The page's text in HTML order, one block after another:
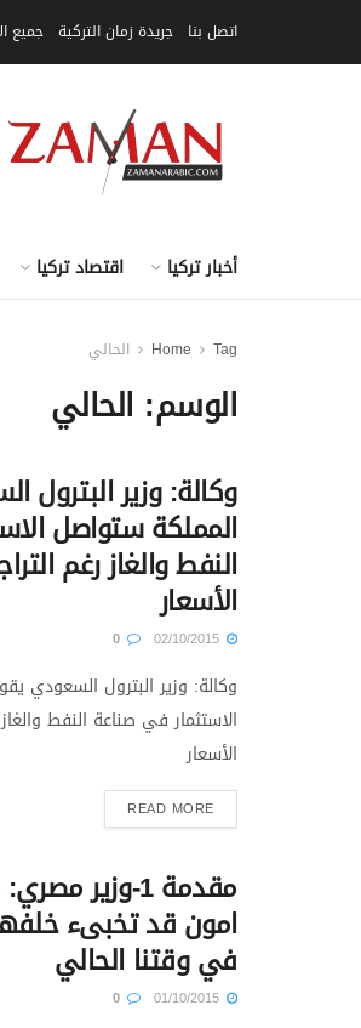
اتصل بنا جريدة زمان التركية جميع
أخبار تركيا اقتصاد تركيا
Home Tag الحالي
الوسم: الحالي
وكالة: وزير البترول
المملكة ستواصل
النفط والغاز رغم
الأسعار
وكالة: وزير البترول السعودي
الاستثمار في صناعة النفط
الأسعار
READ MORE
مقدمة 1-وزير
امون قد تخبىء
في وقتنا الحالي